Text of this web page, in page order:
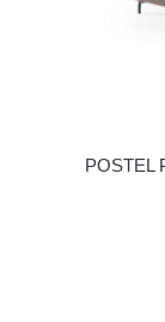
POSTEL